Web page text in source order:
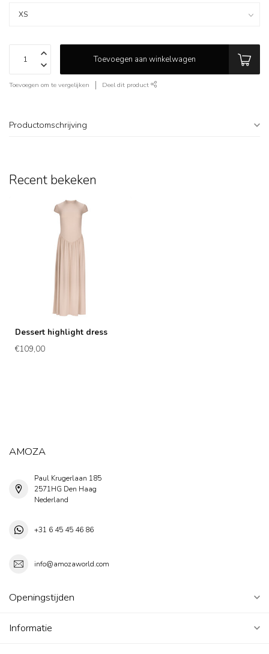
Toevoegen aan winkelwagen
Toevoegen om te vergelijken Deel dit product
Productomschrijving
Recent bekeken
Dessert highlight dress
€109,00
AMOZA
Paul Krugerlaan 185
2571HG Den Haag
Nederland
+31 6 45 45 46 86
info@amozaworld.com
Openingstijden
Informatie